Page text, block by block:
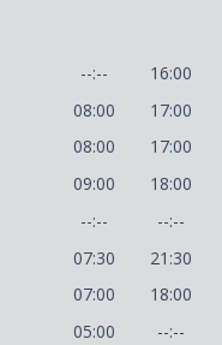
--:--
16:00
08:00
17:00
08:00
17:00
09:00
18:00
--:--
--:--
07:30
21:30
07:00
18:00
05:00 --:--